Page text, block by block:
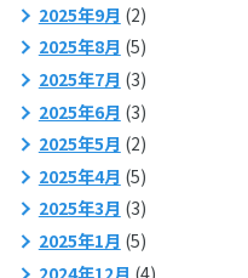
2025年9月 (2)
2025年8月 (5)
2025年7月 (3)
2025年6月 (3)
2025年5月 (2)
2025年4月 (5)
2025年3月 (3)
2025年1月 (5)
2024年12月 (4)